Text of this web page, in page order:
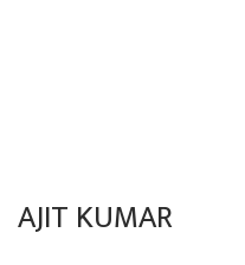
AJIT KUMAR